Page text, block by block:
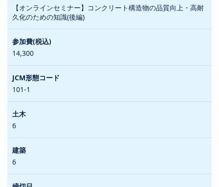
【オンラインセミナー】コンクリート構造物の品質向上・高耐
久化のための知識(後編)
14,300
101-1
6
6